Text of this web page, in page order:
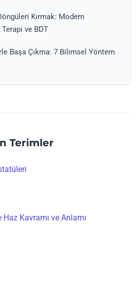
Kırmak: Modern
ve BDT
Başa Çıkma: 7 Bilimsel Yöntem
Terimler
Kavramı ve Anlamı